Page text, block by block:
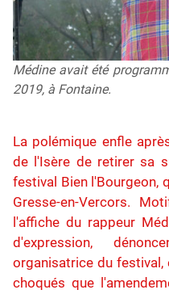
Médine avait été
2019, à Fontaine.
La polémique enfle
de l'Isère de retirer sa
festival Bien l'Bourgeon,
Gresse-en-Vercors.
l'affiche du rappeur
d'expression,
organisatrice du
choqués que